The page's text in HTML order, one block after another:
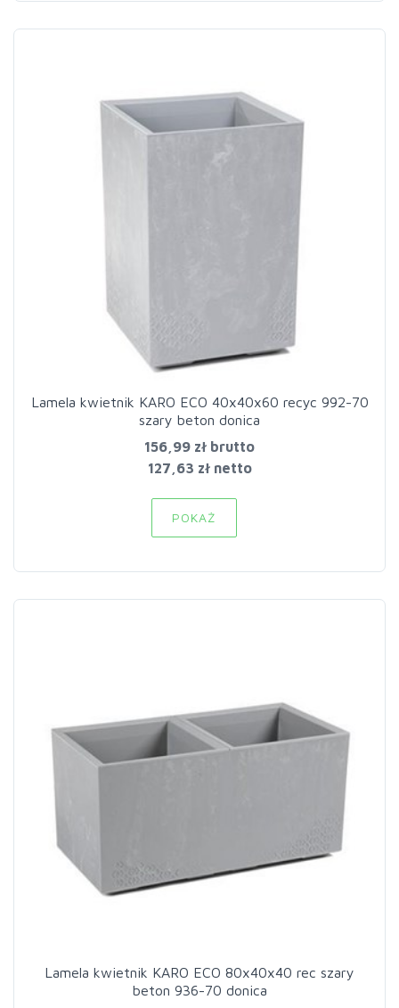
Lamela kwietnik KARO ECO 40x40x60 recyc 992-70
szary beton donica
156,99 zł brutto
127,63 zł netto
POKAŻ
Lamela kwietnik KARO ECO 80x40x40 rec szary
beton 936-70 donica